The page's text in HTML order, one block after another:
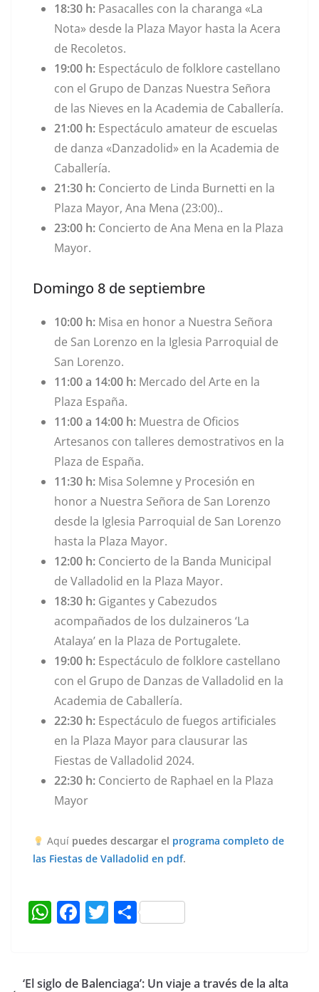
18:30 h: Pasacalles con la charanga «La
Nota» desde la Plaza Mayor hasta la Acera
de Recoletos.
19:00 h: Espectáculo de folklore castellano
con el Grupo de Danzas Nuestra Señora
de las Nieves en la Academia de Caballería.
21:00 h: Espectáculo amateur de escuelas
de danza «Danzadolid» en la Academia de
Caballería.
21:30 h: Concierto de Linda Burnetti en la
Plaza Mayor, Ana Mena (23:00)..
23:00 h: Concierto de Ana Mena en la Plaza
Mayor.
Domingo 8 de septiembre
10:00 h: Misa en honor a Nuestra Señora
de San Lorenzo en la Iglesia Parroquial de
San Lorenzo.
11:00 a 14:00 h: Mercado del Arte en la
Plaza España.
11:00 a 14:00 h: Muestra de Oficios
Artesanos con talleres demostrativos en la
Plaza de España.
11:30 h: Misa Solemne y Procesión en
honor a Nuestra Señora de San Lorenzo
desde la Iglesia Parroquial de San Lorenzo
hasta la Plaza Mayor.
12:00 h: Concierto de la Banda Municipal
de Valladolid en la Plaza Mayor.
18:30 h: Gigantes y Cabezudos
acompañados de los dulzaineros ‘La
Atalaya’ en la Plaza de Portugalete.
19:00 h: Espectáculo de folklore castellano
con el Grupo de Danzas de Valladolid en la
Academia de Caballería.
22:30 h: Espectáculo de fuegos artificiales
en la Plaza Mayor para clausurar las
Fiestas de Valladolid 2024.
22:30 h: Concierto de Raphael en la Plaza
Mayor
Aquí puedes descargar el programa completo de
las Fiestas de Valladolid en pdf.
W
s
F
e
T
er
C
p
‘El siglo de Balenciaga’: Un viaje a través de la alta